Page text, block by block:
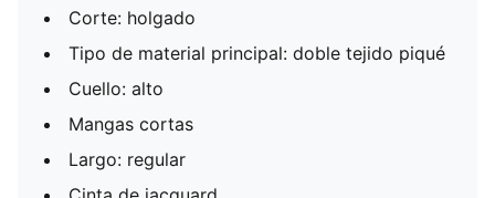
Corte: holgado
Tipo de material principal: doble tejido piqué
Cuello: alto
Mangas cortas
Largo: regular